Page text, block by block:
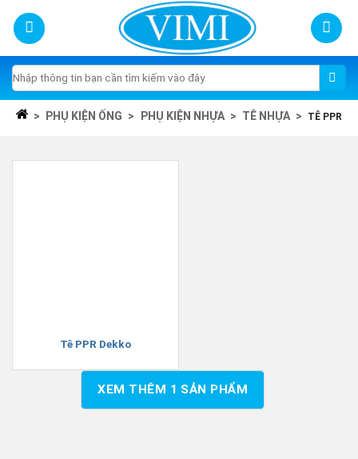
content
Tìm
kiếm:
> PHỤ KIỆN ỐNG > PHỤ KIỆN NHỰA > TÊ NHỰA > TÊ PPR
Tê PPR Dekko
XEM THÊM 1 SẢN PHẨM